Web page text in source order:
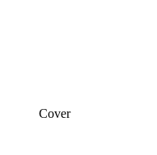
Cover